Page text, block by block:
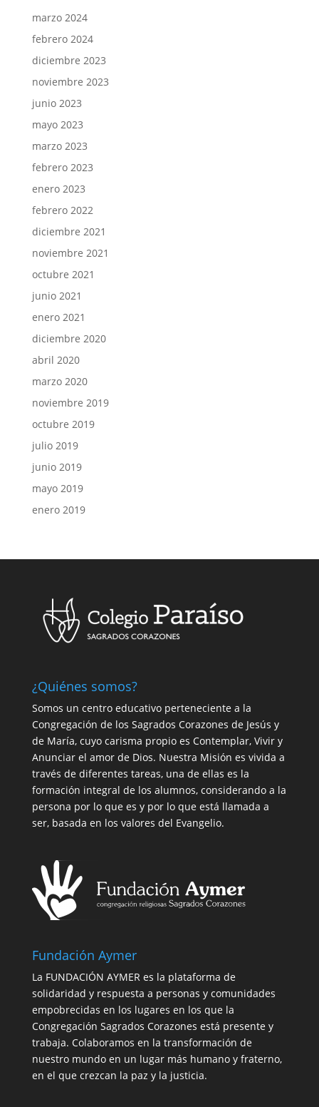
marzo 2024
febrero 2024
diciembre 2023
noviembre 2023
junio 2023
mayo 2023
marzo 2023
febrero 2023
enero 2023
febrero 2022
diciembre 2021
noviembre 2021
octubre 2021
junio 2021
enero 2021
diciembre 2020
abril 2020
marzo 2020
noviembre 2019
octubre 2019
julio 2019
junio 2019
mayo 2019
enero 2019
¿Quiénes somos?
Somos un centro educativo perteneciente a la
Congregación de los Sagrados Corazones de Jesús y
de María, cuyo carisma propio es Contemplar, Vivir y
Anunciar el amor de Dios. Nuestra Misión es vivida a
través de diferentes tareas, una de ellas es la
formación integral de los alumnos, considerando a la
persona por lo que es y por lo que está llamada a
ser, basada en los valores del Evangelio.
Fundación Aymer
La FUNDACIÓN AYMER es la plataforma de
solidaridad y respuesta a personas y comunidades
empobrecidas en los lugares en los que la
Congregación Sagrados Corazones está presente y
trabaja. Colaboramos en la transformación de
nuestro mundo en un lugar más humano y fraterno,
en el que crezcan la paz y la justicia.